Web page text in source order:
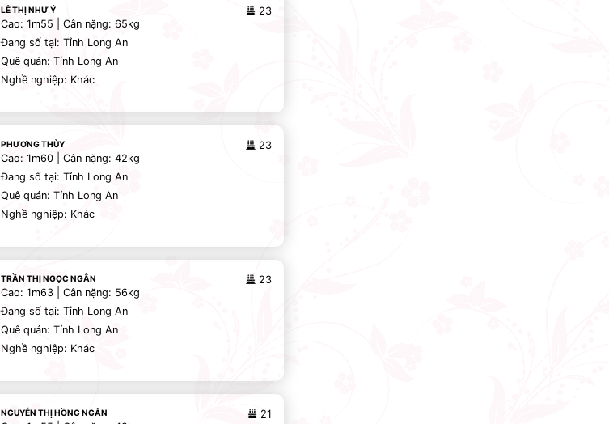
LÊ THỊ NHƯ Ý
23
Cao: 1m55 | Cân nặng: 65kg
Đang số tại: Tỉnh Long An
Quê quán: Tỉnh Long An
Nghề nghiệp: Khác
PHƯƠNG THÙY
23
Cao: 1m60 | Cân nặng: 42kg
Đang số tại: Tỉnh Long An
Quê quán: Tỉnh Long An
Nghề nghiệp: Khác
TRẦN THỊ NGỌC NGÂN
23
Cao: 1m63 | Cân nặng: 56kg
Đang số tại: Tỉnh Long An
Quê quán: Tỉnh Long An
Nghề nghiệp: Khác
NGUYỄN THỊ HỒNG NGÂN
21